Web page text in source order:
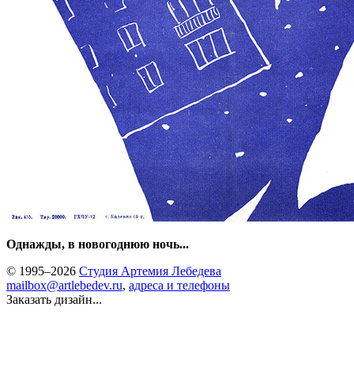
Однажды, в новогоднюю ночь...
© 1995–2026 Студия Артемия Лебедева
mailbox@artlebedev.ru, адреса и телефоны
Заказать дизайн...